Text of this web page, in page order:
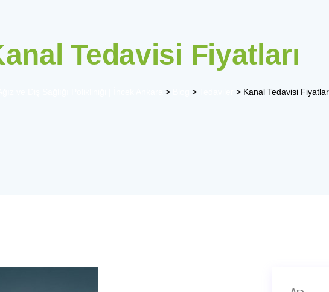
Tedavisi Fiyatları
> > > Kanal Tedavisi